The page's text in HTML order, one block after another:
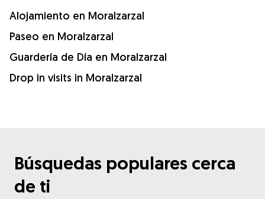
Alojamiento en Moralzarzal
Paseo en Moralzarzal
Guardería de Día en Moralzarzal
Drop in visits in Moralzarzal
Búsquedas populares cerca
de ti